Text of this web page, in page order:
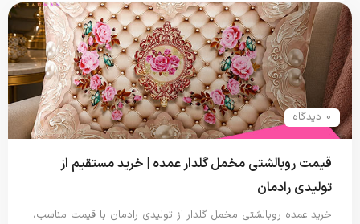
0 دیدگاه
قیمت روبالشتی مخمل گلدار عمده | خرید مستقیم از
تولیدی رادمان
خرید عمده روبالشتی مخمل گلدار از تولیدی رادمان با قیمت مناسب،